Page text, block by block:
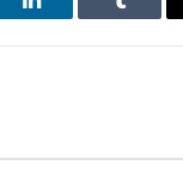
LinkedIn Tumblr